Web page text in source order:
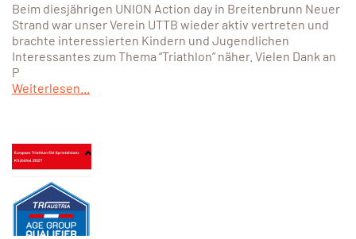
Beim diesjährigen UNION Action day in Breitenbrunn Neuer
Strand war unser Verein UTTB wieder aktiv vertreten und
brachte interessierten Kindern und Jugendlichen
Interessantes zum Thema “Triathlon” näher. Vielen Dank an
P
Weiterlesen...